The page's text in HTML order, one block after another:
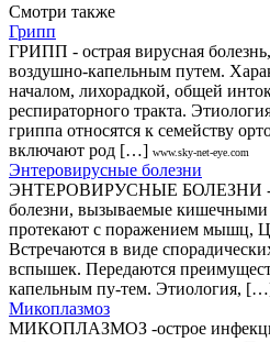
Смотри также
Грипп
ГРИПП - острая вирусная
воздушно-капельным путем.
началом, лихорадкой, общей
респираторного тракта.
гриппа относятся к семейству
включают род […] www.sky-net-eye.com
Энтеровирусные болезни
ЭНТЕРОВИРУСНЫЕ БОЛЕЗНИ -
болезни, вызываемые кишечными
протекают с поражением мышц,
Встречаются в виде
вспышек. Передаются
капельным пу-тем. Этиология,
Микоплазмоз
МИКОПЛАЗМОЗ -острое